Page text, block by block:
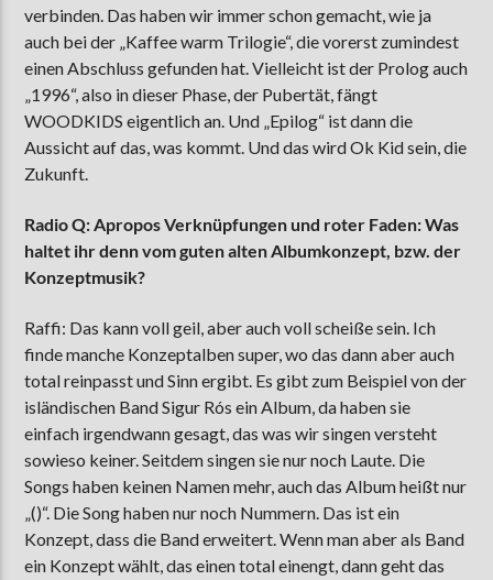
verbinden. Das haben wir immer schon gemacht, wie ja
auch bei der „Kaffee warm Trilogie“, die vorerst zumindest
einen Abschluss gefunden hat. Vielleicht ist der Prolog auch
„1996“, also in dieser Phase, der Pubertät, fängt
WOODKIDS eigentlich an. Und „Epilog“ ist dann die
Aussicht auf das, was kommt. Und das wird Ok Kid sein, die
Zukunft.
Radio Q: Apropos Verknüpfungen und roter Faden: Was
haltet ihr denn vom guten alten Albumkonzept, bzw. der
Konzeptmusik?
Raffi: Das kann voll geil, aber auch voll scheiße sein. Ich
finde manche Konzeptalben super, wo das dann aber auch
total reinpasst und Sinn ergibt. Es gibt zum Beispiel von der
isländischen Band Sigur Rós ein Album, da haben sie
einfach irgendwann gesagt, das was wir singen versteht
sowieso keiner. Seitdem singen sie nur noch Laute. Die
Songs haben keinen Namen mehr, auch das Album heißt nur
„()“. Die Song haben nur noch Nummern. Das ist ein
Konzept, dass die Band erweitert. Wenn man aber als Band
ein Konzept wählt, das einen total einengt, dann geht das